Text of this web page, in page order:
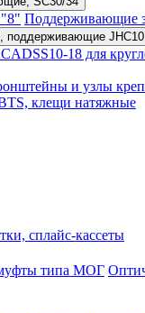
"8" Поддерживающие
поддерживающие
18 для
и узлы
клещи натяжные
сплайс-кассеты
типа МОГ